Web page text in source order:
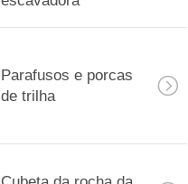
Parafusos e porcas
de trilha